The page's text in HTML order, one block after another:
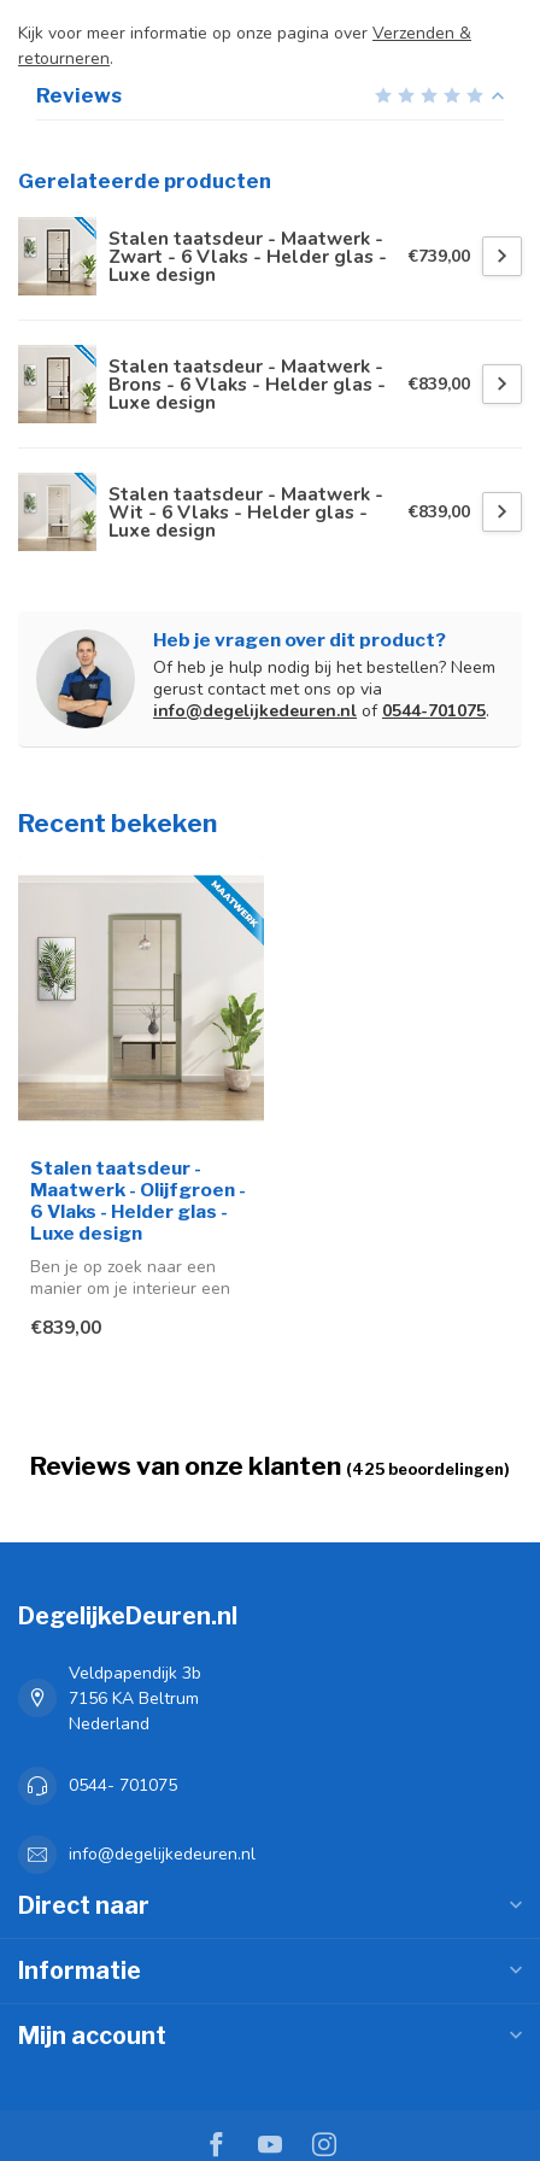
Kijk voor meer informatie op onze pagina over Verzenden &
retourneren.
Reviews
Gerelateerde producten
Stalen taatsdeur - Maatwerk -
Zwart - 6 Vlaks - Helder glas -
Luxe design
€739,00
Stalen taatsdeur - Maatwerk -
Brons - 6 Vlaks - Helder glas -
Luxe design
€839,00
Stalen taatsdeur - Maatwerk -
Wit - 6 Vlaks - Helder glas -
Luxe design
€839,00
Heb je vragen over dit product?
Of heb je hulp nodig bij het bestellen? Neem
gerust contact met ons op via
info@degelijkedeuren.nl of 0544-701075.
Recent bekeken
Stalen taatsdeur -
Maatwerk - Olijfgroen -
6 Vlaks - Helder glas -
Luxe design
Ben je op zoek naar een
manier om je interieur een
uitstra...
€839,00
Reviews van onze klanten (425 beoordelingen)
DegelijkeDeuren.nl
Veldpapendijk 3b
7156 KA Beltrum
Nederland
0544- 701075
info@degelijkedeuren.nl
Direct naar
Informatie
Mijn account